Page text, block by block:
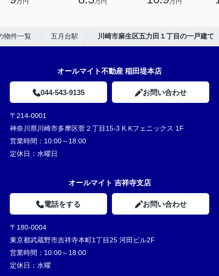
物件一覧 五月台駅 川崎市麻生区五力田１丁目の一戸建て
オールマイト不動産 稲田堤本店
044-543-9135 お問い合わせ
〒214-0001
神奈川県川崎市多摩区菅２丁目15-3 K.Kフェニックス 1F
営業時間： 10:00～18:00
定休日： 水曜日
オールマイト 吉祥寺支店
電話をする お問い合わせ
〒180-0004
東京都武蔵野市吉祥寺本町1丁目25 河田ビル2F
営業時間： 10:00～18:00
定休日： 水曜